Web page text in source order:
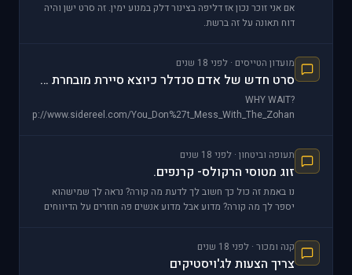
אם אני זוכר נכון אז דליפה בצינור דלק במנוע ימין. זה סרט ישן והיה
דוח תאונה על זה ברשת.
מועדון הטייסים · לפני 18 שנים
סרט חדש של אדם סנדלר כיוצא סיירת מובחרת של צה"ל
WHY WAIT?
http://www.sidereel.com/You_Don%27t_Mess_With_The_Zohan
תעופה וביטחון · לפני 18 שנים
זוג מטוסי הרקולס- קרנפים.
נו באמת זה כול כך חשוב לך לדעת מה קורה? נראה לך שמישהוא
יספר לך מה קורה? מדוע אבל מדוע אנשים פה חוזרים על הדיווחים
קנה ומכור · לפני 18 שנים
צריך הצעות לג'ויסטיקים